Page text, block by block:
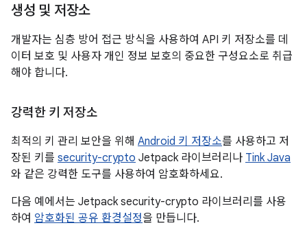
생성 및 저장소
개발자는 심층 방어 접근 방식을 사용하여 API 키 저장소를 데
이터 보호 및 사용자 개인 정보 보호의 중요한 구성요소로 취급
해야 합니다.
강력한 키 저장소
최적의 키 관리 보안을 위해 Android 키 저장소를 사용하고 저
장된 키를 security-crypto Jetpack 라이브러리나 Tink Java
와 같은 강력한 도구를 사용하여 암호화하세요.
다음 예에서는 Jetpack security-crypto 라이브러리를 사용
하여 암호화된 공유 환경설정을 만듭니다.